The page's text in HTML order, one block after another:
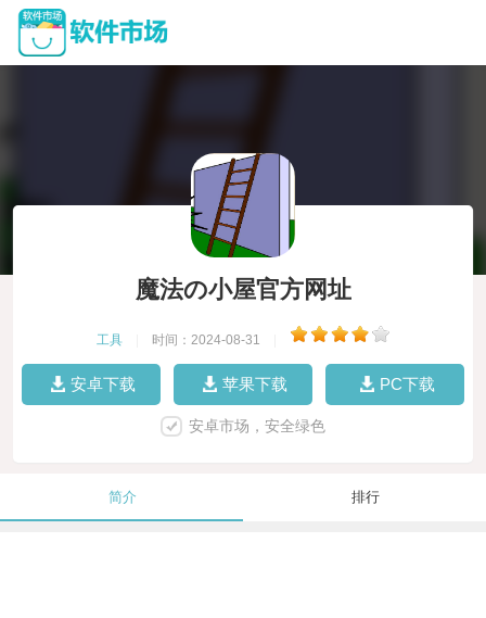
魔法の小屋官方网址
工具 时间：2024-08-31
安卓下载 苹果下载 PC下载
安卓市场，安全绿色
简介 排行